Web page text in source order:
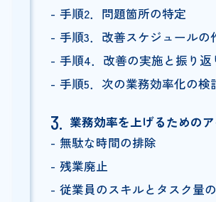
手順2．問題箇所の特定
手順3．改善スケジュールの
手順4．改善の実施と振り返
手順5．次の業務効率化の検
業務効率を上げるための
無駄な時間の排除
残業廃止
従業員のスキルとタスク量